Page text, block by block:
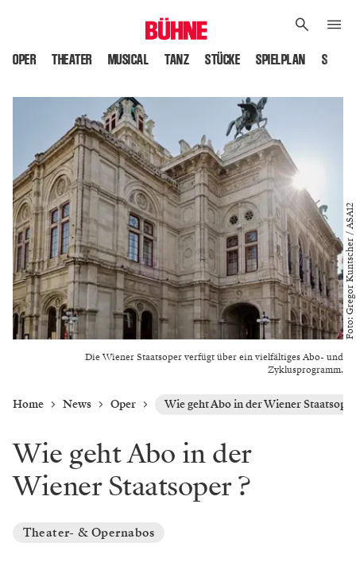
OPER THEATER MUSICAL TANZ STÜCKE SPIELPLAN
Die Wiener Staatsoper verfügt über ein vielfältiges Abo- und
Zyklusprogramm.
Foto: Gregor Kuntscher / ASA12
Home News Oper Wie geht Abo in der Wiener
Wie geht Abo in der
Wiener Staatsoper ?
Theater- & Opernabos